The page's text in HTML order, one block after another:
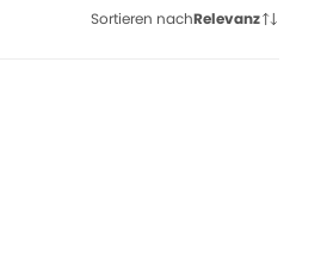
Sortieren nachRelevanz